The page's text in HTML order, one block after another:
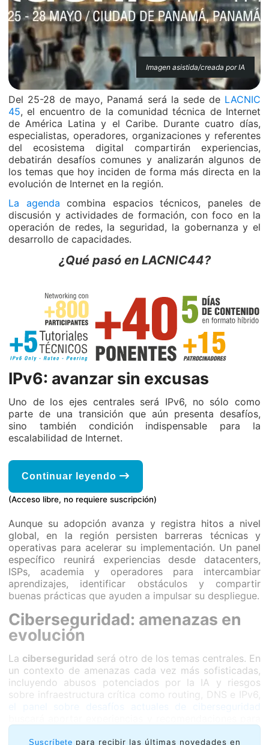
Imagen asistida/creada por IA
Del 25-28 de mayo, Panamá será la sede de LACNIC
45, el encuentro de la comunidad técnica de Internet
de América Latina y el Caribe. Durante cuatro días,
especialistas, operadores, organizaciones y referentes
del ecosistema digital compartirán experiencias,
debatirán desafíos comunes y analizarán algunos de
los temas que hoy inciden de forma más directa en la
evolución de Internet en la región.
La agenda combina espacios técnicos, paneles de
discusión y actividades de formación, con foco en la
operación de redes, la seguridad, la gobernanza y el
desarrollo de capacidades.
¿Qué pasó en LACNIC44?
IPv6: avanzar sin excusas
Uno de los ejes centrales será IPv6, no sólo como
parte de una transición que aún presenta desafíos,
sino también condición indispensable para la
escalabilidad de Internet.
Continuar leyendo
(Acceso libre, no requiere suscripción)
Aunque su adopción avanza y registra hitos a nivel
global, en la región persisten barreras técnicas y
operativas para acelerar su implementación. Un panel
específico reunirá experiencias desde datacenters,
ISPs, academia y operadores para intercambiar
aprendizajes, identificar obstáculos y compartir
buenas prácticas que ayuden a impulsar su despliegue.
Ciberseguridad: amenazas en
evolución
La ciberseguridad será otro de los temas centrales. En
un contexto de amenazas cada vez más sofisticadas,
incluyendo abusos potenciados por la IA y riesgos
sobre infraestructura crítica como routing, DNS e IPv6,
fortalecer la prevención, la coordinación y la respuesta
Suscríbete para recibir las últimas novedades en